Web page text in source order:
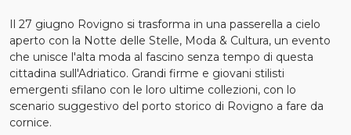
Il 27 giugno Rovigno si trasforma in una passerella a cielo
aperto con la Notte delle Stelle, Moda & Cultura, un evento
che unisce l'alta moda al fascino senza tempo di questa
cittadina sull'Adriatico. Grandi firme e giovani stilisti
emergenti sfilano con le loro ultime collezioni, con lo
scenario suggestivo del porto storico di Rovigno a fare da
cornice.